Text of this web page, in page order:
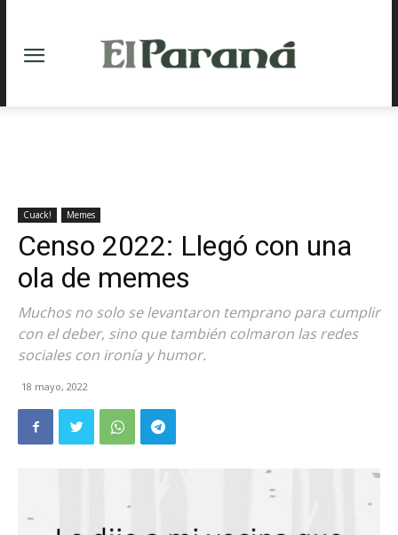
Cuack! Memes
Censo 2022: Llegó con una
ola de memes
Muchos no solo se levantaron temprano para cumplir
con el deber, sino que también colmaron las redes
sociales con ironía y humor.
18 mayo, 2022